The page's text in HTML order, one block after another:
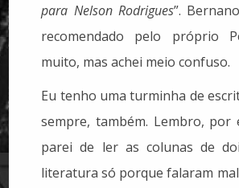
para Nelson Rodrigues”.
recomendado pelo próprio
muito, mas achei meio confuso.
Eu tenho uma turminha de
sempre, também. Lembro, por
parei de ler as colunas de
literatura só porque falaram mal